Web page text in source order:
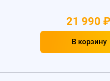
21 990 ₽
В корзину